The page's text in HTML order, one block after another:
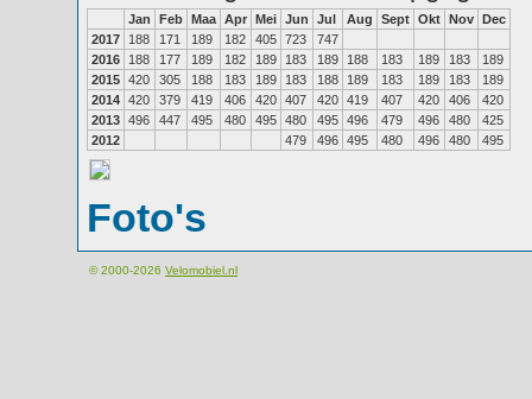
Jan Feb Maa Apr Mei Jun Jul Aug Sept Okt Nov Dec
2017
188 171 189 182 405 723
747
2016
188 177 189 182 189 183 189 188 183 189 183
189
2015 420 305 188 183 189 183 188 189 183 189 183
189
2014 420 379 419 406 420 407 420 419 407 420 406
420
2013 496 447 495 480 495 480 495 496 479 496 480
425
2012
479 496 495 480 496 480 495
Foto's
© 2000-2026 Velomobiel.nl